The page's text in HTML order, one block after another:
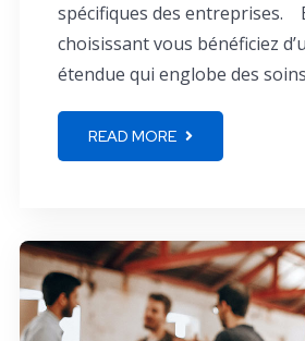
spécifiques des entreprises.
choisissant vous bénéficiez
étendue qui englobe des
READ MORE